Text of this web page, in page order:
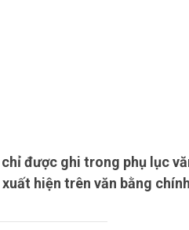
chỉ được ghi trong phụ lục
hiện trên văn bằng chính